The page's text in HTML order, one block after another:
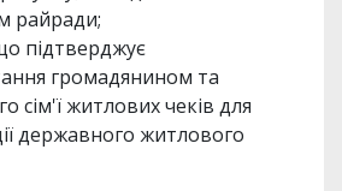
райради;
підтверджує
громадянином та
сім'ї житлових чеків для
державного житлового